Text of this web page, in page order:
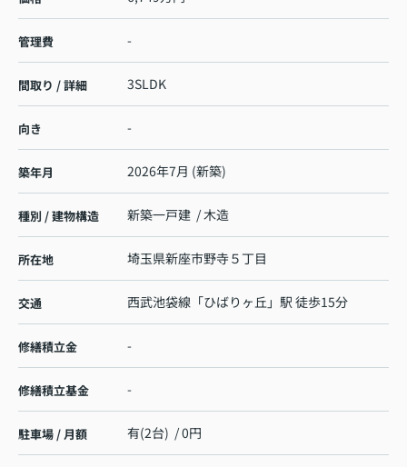
管理費 -
間取り / 詳細 3SLDK
向き -
築年月 2026年7月 (新築)
種別 / 建物構造 新築一戸建 / 木造
所在地 埼玉県新座市野寺５丁目
交通 西武池袋線 「ひばりヶ丘 」駅 徒歩15分
修繕積立金 -
修繕積立基金 -
駐車場 / 月額 有(2台) / 0円